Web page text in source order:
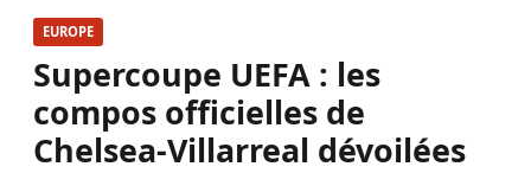
EUROPE
Supercoupe UEFA : les
compos officielles de
Chelsea-Villarreal dévoilées